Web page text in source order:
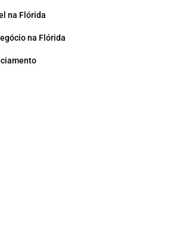
na Flórida
na Flórida